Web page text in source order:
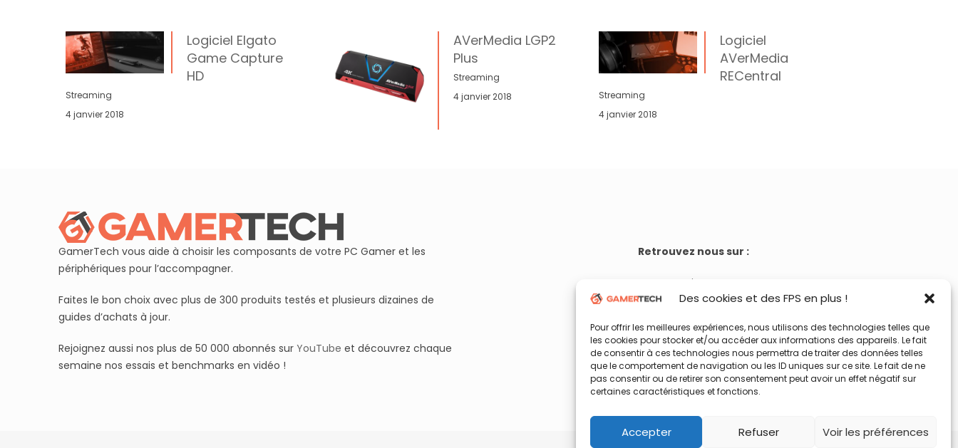
Des cookies et des FPS en plus !
Pour offrir les meilleures expériences, nous utilisons des technologies telles que
les cookies pour stocker et/ou accéder aux informations des appareils. Le fait
de consentir à ces technologies nous permettra de traiter des données telles
que le comportement de navigation ou les ID uniques sur ce site. Le fait de ne
pas consentir ou de retirer son consentement peut avoir un effet négatif sur
certaines caractéristiques et fonctions.
Accepter Refuser Voir les préférences
Logiciel Elgato
Game Capture
HD
Streaming
4 janvier 2018
AVerMedia LGP2
Plus
Streaming
4 janvier 2018
Logiciel
AVerMedia
RECentral
Streaming
4 janvier 2018
GamerTech vous aide à choisir les composants de votre PC Gamer et les
périphériques pour l’accompagner.
Faites le bon choix avec plus de 300 produits testés et plusieurs dizaines de
guides d’achats à jour.
Rejoignez aussi nos plus de 50 000 abonnés sur YouTube et découvrez chaque
semaine nos essais et benchmarks en vidéo !
Retrouvez nous sur :
Twitter
Instagram
YouTube
Facebook